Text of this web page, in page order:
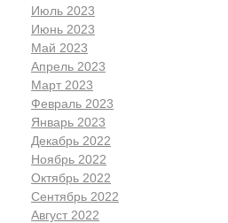
Июль 2023
Июнь 2023
Май 2023
Апрель 2023
Март 2023
Февраль 2023
Январь 2023
Декабрь 2022
Ноябрь 2022
Октябрь 2022
Сентябрь 2022
Август 2022